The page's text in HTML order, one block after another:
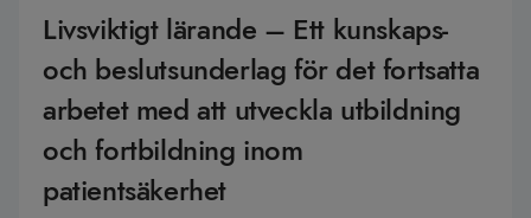
Livsviktigt lärande – Ett kunskaps-
och beslutsunderlag för det fortsatta
arbetet med att utveckla utbildning
och fortbildning inom
patientsäkerhet